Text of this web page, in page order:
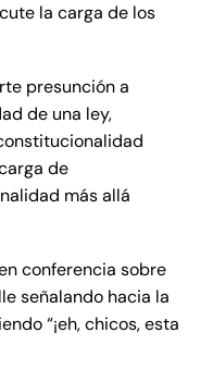
la carga de los
presunción a
de una ley,
de
más allá
conferencia sobre
señalando hacia la
“¡eh, chicos, esta